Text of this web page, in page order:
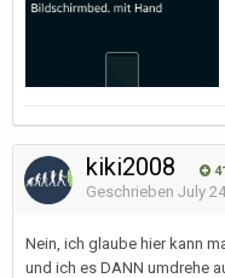
kiki2008
Geschrieben July
Nein, ich glaube hier kann
und ich es DANN umdrehe